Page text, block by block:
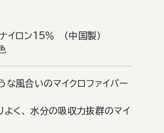
イロン15％ （中国製）
風合いのマイクロファイバー
く、 水分の吸収力抜群のマイ